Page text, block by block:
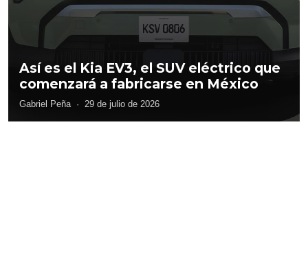
Así es el Kia EV3, el SUV eléctrico que
comenzará a fabricarse en México
Gabriel Peña · 29 de julio de 2026